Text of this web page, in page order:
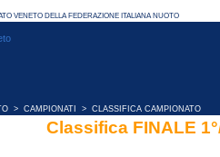
> CAMPIONATI > CLASSIFICA CAMPIONATO
Classifica FINALE